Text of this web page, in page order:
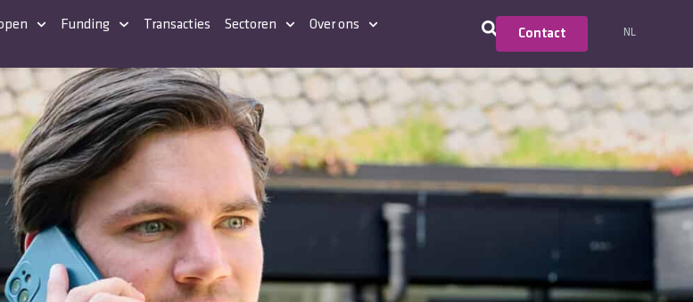
Funding Transacties Sectoren Over ons
Contact NL